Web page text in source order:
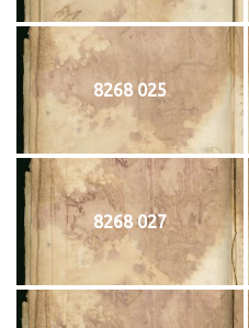
8268 025
8268 027